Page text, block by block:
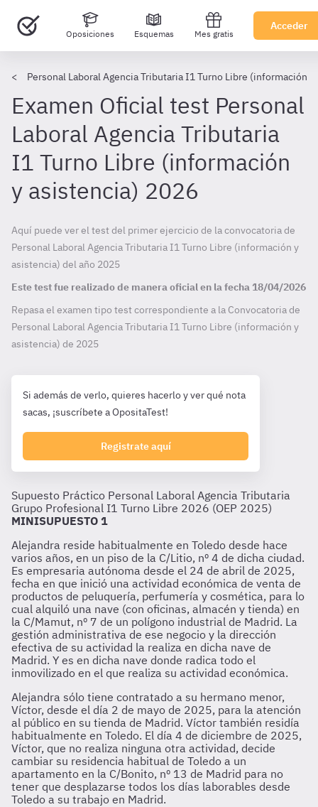
Oposiciones Esquemas Mes gratis
Acceder
Personal Laboral Agencia Tributaria I1 Turno Libre (información
Examen Oficial test Personal
Laboral Agencia Tributaria
I1 Turno Libre (información
y asistencia) 2026
Aquí puede ver el test del primer ejercicio de la convocatoria de
Personal Laboral Agencia Tributaria I1 Turno Libre (información y
asistencia) del año 2025
Este test fue realizado de manera oficial en la fecha 18/04/2026
Repasa el examen tipo test correspondiente a la Convocatoria de
Personal Laboral Agencia Tributaria I1 Turno Libre (información y
asistencia) de 2025
Si además de verlo, quieres hacerlo y ver qué nota
sacas, ¡suscríbete a OpositaTest!
Registrate aquí
Supuesto Práctico Personal Laboral Agencia Tributaria
Grupo Profesional I1 Turno Libre 2026 (OEP 2025)
MINISUPUESTO 1
Alejandra reside habitualmente en Toledo desde hace
varios años, en un piso de la C/Litio, nº 4 de dicha ciudad.
Es empresaria autónoma desde el 24 de abril de 2025,
fecha en que inició una actividad económica de venta de
productos de peluquería, perfumería y cosmética, para lo
cual alquiló una nave (con oficinas, almacén y tienda) en
la C/Mamut, nº 7 de un polígono industrial de Madrid. La
gestión administrativa de ese negocio y la dirección
efectiva de su actividad la realiza en dicha nave de
Madrid. Y es en dicha nave donde radica todo el
inmovilizado en el que realiza su actividad económica.
Alejandra sólo tiene contratado a su hermano menor,
Víctor, desde el día 2 de mayo de 2025, para la atención
al público en su tienda de Madrid. Víctor también residía
habitualmente en Toledo. El día 4 de diciembre de 2025,
Víctor, que no realiza ninguna otra actividad, decide
cambiar su residencia habitual de Toledo a un
apartamento en la C/Bonito, nº 13 de Madrid para no
tener que desplazarse todos los días laborables desde
Toledo a su trabajo en Madrid.